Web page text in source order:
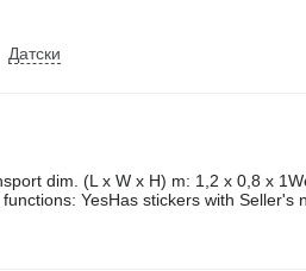
Датски
dim. (L x W x H) m: 1,2 x 0,8 x
YesHas stickers with Seller's